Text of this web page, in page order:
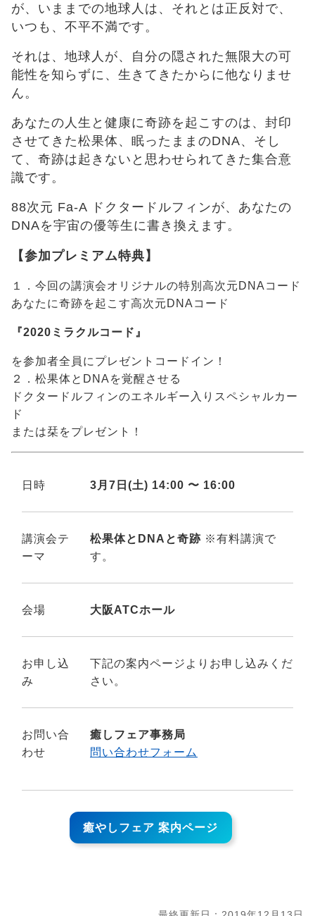
が、いままでの地球人は、それとは正反対で、
いつも、不平不満です。
それは、地球人が、自分の隠された無限大の可
能性を知らずに、生きてきたからに他なりませ
ん。
あなたの人生と健康に奇跡を起こすのは、封印
させてきた松果体、眠ったままのDNA、そし
て、奇跡は起きないと思わせられてきた集合意
識です。
88次元 Fa-A ドクタードルフィンが、あなたの
DNAを宇宙の優等生に書き換えます。
【参加プレミアム特典】
１．今回の講演会オリジナルの特別高次元DNAコード
あなたに奇跡を起こす高次元DNAコード
『2020ミラクルコード』
を参加者全員にプレゼントコードイン！
２．松果体とDNAを覚醒させる
ドクタードルフィンのエネルギー入りスペシャルカー
ド
または栞をプレゼント！
日時 3月7日(土) 14:00 〜 16:00
講演会テ
ーマ
松果体とDNAと奇跡 ※有料講演で
す。
会場 大阪ATCホール
お申し込
み
下記の案内ページよりお申し込みくだ
さい。
お問い合
わせ
癒しフェア事務局
問い合わせフォーム
癒やしフェア 案内ページ